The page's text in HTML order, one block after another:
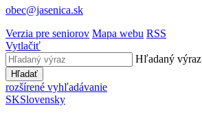
obec@jasenica.sk
Verzia pre seniorov Mapa webu RSS
Vytlačiť
Hľadaný výraz
Hľadať
rozšírené vyhľadávanie
SKSlovensky